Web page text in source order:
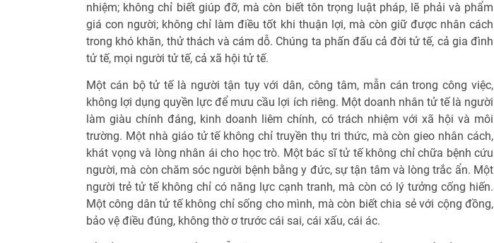
nhiệm; không chỉ biết giúp đỡ, mà còn biết tôn trọng luật pháp, lẽ phải và phẩm
giá con người; không chỉ làm điều tốt khi thuận lợi, mà còn giữ được nhân cách
trong khó khăn, thử thách và cám dỗ. Chúng ta phấn đấu cả đời tử tế, cả gia đình
tử tế, mọi người tử tế, cả xã hội tử tế.
Một cán bộ tử tế là người tận tụy với dân, công tâm, mẫn cán trong công việc,
không lợi dụng quyền lực để mưu cầu lợi ích riêng. Một doanh nhân tử tế là người
làm giàu chính đáng, kinh doanh liêm chính, có trách nhiệm với xã hội và môi
trường. Một nhà giáo tử tế không chỉ truyền thụ tri thức, mà còn gieo nhân cách,
khát vọng và lòng nhân ái cho học trò. Một bác sĩ tử tế không chỉ chữa bệnh cứu
người, mà còn chăm sóc người bệnh bằng y đức, sự tận tâm và lòng trắc ẩn. Một
người trẻ tử tế không chỉ có năng lực cạnh tranh, mà còn có lý tưởng cống hiến.
Một công dân tử tế không chỉ sống cho mình, mà còn biết chia sẻ với cộng đồng,
bảo vệ điều đúng, không thờ ơ trước cái sai, cái xấu, cái ác.